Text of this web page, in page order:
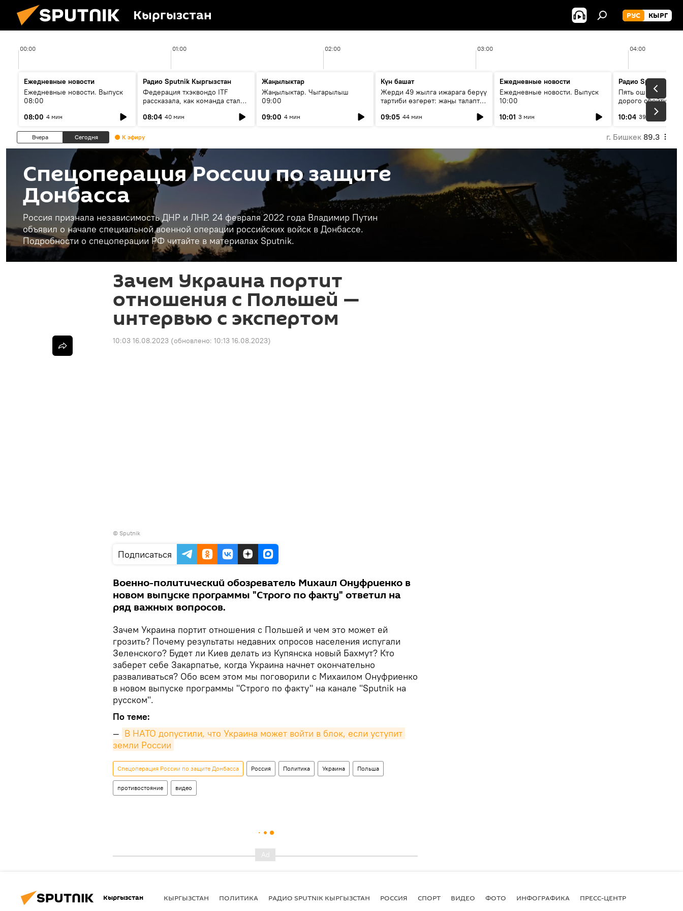
Кыргызстан РУС КЫРГ
00:00 01:00 02:00 03:00 04:00
Ежедневные новости
Ежедневные новости. Выпуск
08:00
08:00 4 мин
Радио Sputnik Кыргызстан
Федерация тхэквондо ITF
рассказала, как команда стала
08:04 40 мин
Жаңылыктар
Жаңылыктар. Чыгарылыш
09:00
09:00 4 мин
Күн башат
Жерди 49 жылга ижарага берүү
тартиби өзгөрөт: жаңы талаптар
09:05 44 мин
Ежедневные новости
Ежедневные новости. Выпуск
10:00
10:01 3 мин
Радио Sputnik
Пять ошибок
дорого обойтись
10:04 39 мин
Вчера Сегодня К эфиру г. Бишкек 89.3
Спецоперация России по защите
Донбасса
Россия признала независимость ДНР и ЛНР. 24 февраля 2022 года Владимир Путин
объявил о начале специальной военной операции российских войск в Донбассе.
Подробности о спецоперации РФ читайте в материалах Sputnik.
Зачем Украина портит
отношения с Польшей —
интервью с экспертом
10:03 16.08.2023 (обновлено: 10:13 16.08.2023)
© Sputnik
Подписаться
Военно-политический обозреватель Михаил Онуфриенко в
новом выпуске программы "Строго по факту" ответил на
ряд важных вопросов.
Зачем Украина портит отношения с Польшей и чем это может ей
грозить? Почему результаты недавних опросов населения испугали
Зеленского? Будет ли Киев делать из Купянска новый Бахмут? Кто
заберет себе Закарпатье, когда Украина начнет окончательно
разваливаться? Обо всем этом мы поговорили с Михаилом Онуфриенко
в новом выпуске программы "Строго по факту" на канале "Sputnik на
русском".
По теме:
— В НАТО допустили, что Украина может войти в блок, если уступит
земли России
Спецоперация России по защите Донбасса Россия Политика Украина Польша
противостояние видео
Кыргызстан КЫРГЫЗСТАН ПОЛИТИКА РАДИО SPUTNIK КЫРГЫЗСТАН РОССИЯ СПОРТ ВИДЕО ФОТО ИНФОГРАФИКА ПРЕСС-ЦЕНТР